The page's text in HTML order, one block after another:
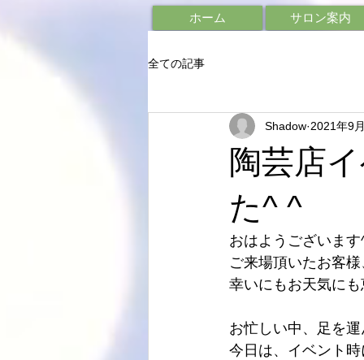
ホーム サロン案内
全ての記事
陶芸店
た^ ^
Shadow 2021年9
おはようございま
ご来場頂いたお客
幸いにもお天気に
お忙しい中、足を
今日は、イベント